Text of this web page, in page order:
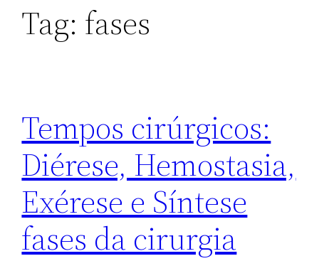
Tag: fases
Tempos cirúrgicos:
Diérese, Hemostasia,
Exérese e Síntese
fases da cirurgia